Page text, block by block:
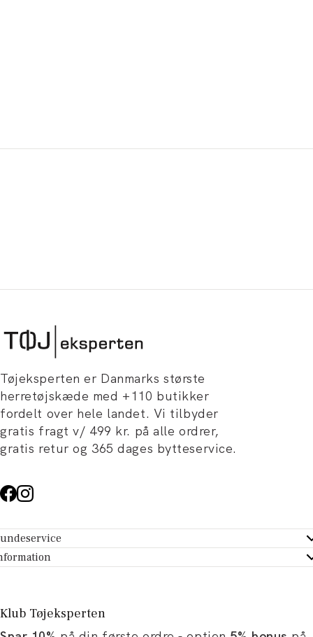
Tøjeksperten er Danmarks største
herretøjskæde med +110 butikker
fordelt over hele landet. Vi tilbyder
gratis fragt v/ 499 kr. på alle ordrer,
gratis retur og 365 dages bytteservice.
- Hjælpecenter
dit køb
Tøjeksperten
og artikler
Klub Tøjeksperten